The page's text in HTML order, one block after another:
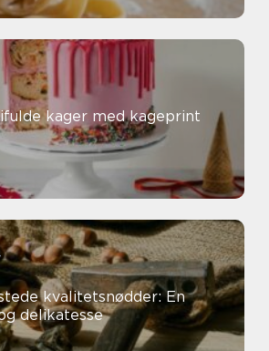
kager med kageprint
kvalitetsnødder: En
delikatesse